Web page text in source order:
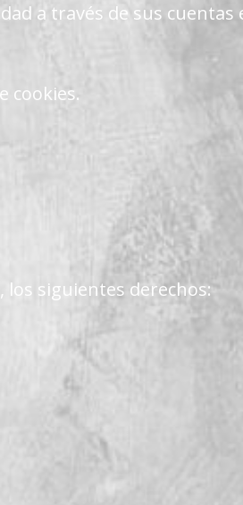
a través de sus cuentas
cookies.
siguientes derechos: